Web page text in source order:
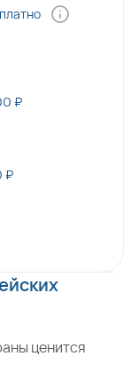
₽
₽
ценится